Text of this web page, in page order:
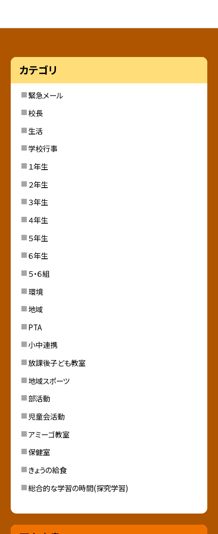
カテゴリ
緊急メール
校長
生活
学校行事
１年生
２年生
３年生
４年生
５年生
６年生
５・６組
環境
地域
PTA
小中連携
放課後子ども教室
地域スポーツ
部活動
児童会活動
アミーゴ教室
保健室
きょうの給食
総合的な学習の時間(探究学習)